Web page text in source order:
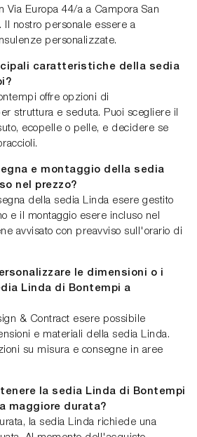
Via Europa 44/a a Campora San
Il nostro personale essere a
personalizzate.
caratteristiche della sedia
offre opzioni di
struttura e seduta. Puoi scegliere il
ecopelle o pelle, e decidere se
e montaggio della sedia
nel prezzo?
della sedia Linda esere gestito
e il montaggio esere incluso nel
avvisato con preavviso sull'orario di
le dimensioni o i
Linda di Bontempi a
& Contract esere possibile
e materiali della sedia Linda.
su misura e consegne in aree
la sedia Linda di Bontempi
maggiore durata?
la sedia Linda richiede una